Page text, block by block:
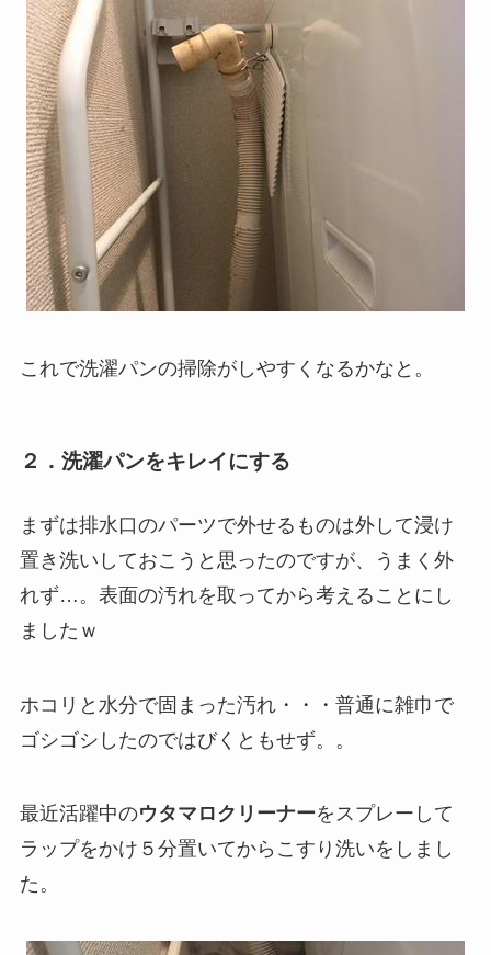
これで洗濯パンの掃除がしやすくなるかなと。
２．洗濯パンをキレイにする
まずは排水口のパーツで外せるものは外して浸け
置き洗いしておこうと思ったのですが、うまく外
れず…。表面の汚れを取ってから考えることにし
ましたｗ
ホコリと水分で固まった汚れ・・・普通に雑巾で
ゴシゴシしたのではびくともせず。。
最近活躍中のウタマロクリーナーをスプレーして
ラップをかけ５分置いてからこすり洗いをしまし
た。